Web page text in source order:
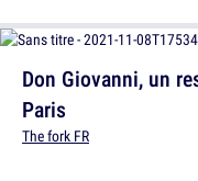
Don Giovanni, un
Paris
The fork FR